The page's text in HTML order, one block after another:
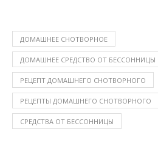
ДОМАШНЕЕ СНОТВОРНОЕ
ДОМАШНЕЕ СРЕДСТВО ОТ БЕССОННИЦЫ
РЕЦЕПТ ДОМАШНЕГО СНОТВОРНОГО
РЕЦЕПТЫ ДОМАШНЕГО СНОТВОРНОГО
СРЕДСТВА ОТ БЕССОННИЦЫ